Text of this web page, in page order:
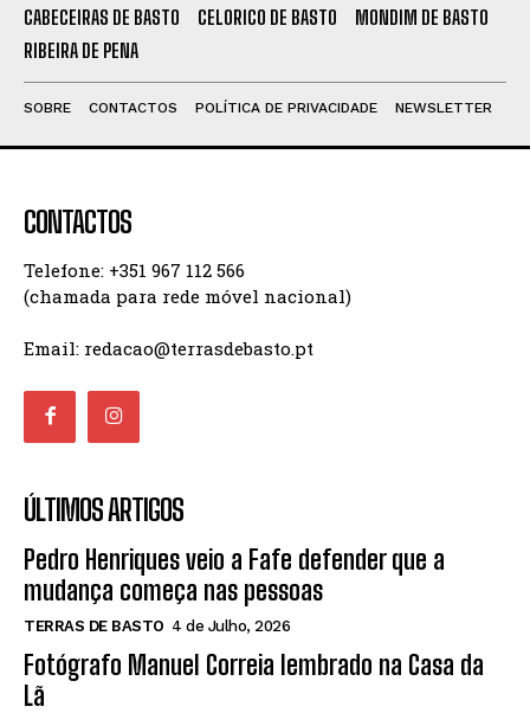
CABECEIRAS DE BASTO CELORICO DE BASTO
MONDIM DE BASTO
RIBEIRA DE PENA
SOBRE CONTACTOS POLÍTICA DE PRIVACIDADE NEWSLETTER
CONTACTOS
Telefone: +351 967 112 566
(chamada para rede móvel nacional)
Email: redacao@terrasdebasto.pt
ÚLTIMOS ARTIGOS
Pedro Henriques veio a Fafe defender que a
mudança começa nas pessoas
TERRAS DE BASTO 4 de Julho, 2026
Fotógrafo Manuel Correia lembrado na Casa da
Lã